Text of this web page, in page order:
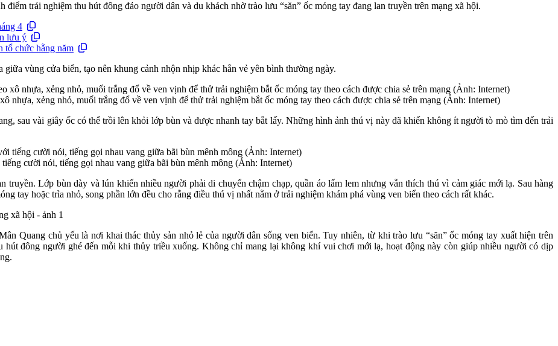
trải nghiệm thu hút đông đảo người dân và du khách nhờ trào lưu “săn” ốc móng tay đang lan truyền trên mạng xã hội.
4
lưu ý
tổ chức hằng năm
vùng cửa biển, tạo nên khung cảnh nhộn nhịp khác hẳn vẻ yên bình thường ngày.
nhựa, xẻng nhỏ, muối trắng đổ về ven vịnh để thử trải nghiệm bắt ốc móng tay theo cách được chia sẻ trên mạng (Ảnh: Internet)
sau vài giây ốc có thể trồi lên khỏi lớp bùn và được nhanh tay bắt lấy. Những hình ảnh thú vị này đã khiến không ít người tò mò tìm đến trải
cười nói, tiếng gọi nhau vang giữa bãi bùn mênh mông (Ảnh: Internet)
truyền. Lớp bùn dày và lún khiến nhiều người phải di chuyển chậm chạp, quần áo lấm lem nhưng vẫn thích thú vì cảm giác mới lạ. Sau hàng
tay hoặc trìa nhỏ, song phần lớn đều cho rằng điều thú vị nhất nằm ở trải nghiệm khám phá vùng ven biển theo cách rất khác.
Quang chủ yếu là nơi khai thác thủy sản nhỏ lẻ của người dân sống ven biển. Tuy nhiên, từ khi trào lưu “săn” ốc móng tay xuất hiện trên
hút đông người ghé đến mỗi khi thủy triều xuống. Không chỉ mang lại không khí vui chơi mới lạ, hoạt động này còn giúp nhiều người có dịp